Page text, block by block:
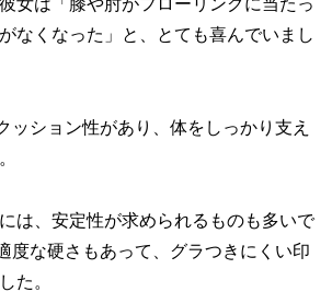
女は「膝や肘がフローリングに当たっ
なくなった」と、とても喜んでいまし
ッション性があり、体をしっかり支え
は、安定性が求められるものも多いで
度な硬さもあって、グラつきにくい印
た。